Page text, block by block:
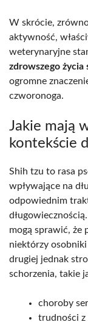
W skrócie,
aktywność,
weterynaryjne
zdrowszego życia
ogromne
czworonoga.
Jakie mają
kontekście
Shih tzu to rasa
wpływające na
odpowiednim
mogą sprawić, że
niektórzy
drugiej jednak
schorzenia, takie
choroby
trudności z